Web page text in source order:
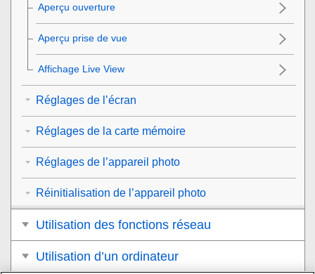
Aperçu ouverture
Aperçu prise de vue
Affichage Live View
Réglages de l’écran
Réglages de la carte mémoire
Réglages de l’appareil photo
Réinitialisation de l’appareil photo
Utilisation des fonctions réseau
Utilisation d’un ordinateur